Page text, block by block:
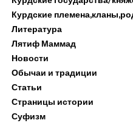
Курдские
Литература
Лятиф Маммад
Новости
Обычаи и традиции
Статьи
Страницы истории
Суфизм